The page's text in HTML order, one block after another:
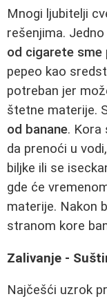
Mnogi ljubitelji
rešenjima.
od cigarete sme
pepeo kao
potreban jer
štetne materije.
od banane. Kora
da prenoći u
biljke ili se
gde će
materije. Nakon
stranom kore
Zalivanje -
Najčešći uzrok